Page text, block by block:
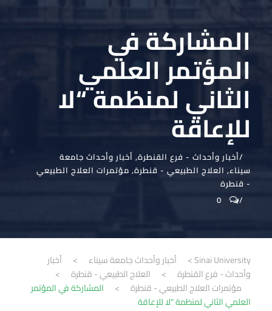
المشاركة في
المؤتمر العلمي
الثاني لمنظمة “لا
للإعاقة
أخبار وأحداث - فرع القنطرة, أخبار وأحداث جامعة
سيناء, العلاج الطبيعي - قنطرة, مؤتمرات العلاج الطبيعي
- قنطرة
0
Sinai University
> أخبار وأحداث جامعة سيناء >
أخبار
وأحداث - فرع القنطرة
> العلاج الطبيعي - قنطرة
>
مؤتمرات العلاج الطبيعي - قنطرة
>
المشاركة في المؤتمر
العلمي الثاني لمنظمة “لا للإعاقة